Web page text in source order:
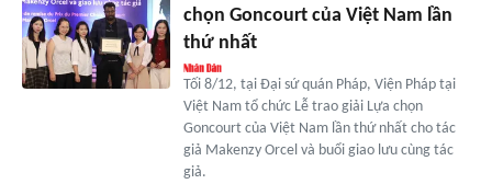
chọn Goncourt của Việt Nam lần
thứ nhất
Tối 8/12, tại Đại sứ quán Pháp, Viện Pháp tại
Việt Nam tổ chức Lễ trao giải Lựa chọn
Goncourt của Việt Nam lần thứ nhất cho tác
giả Makenzy Orcel và buổi giao lưu cùng tác
giả.